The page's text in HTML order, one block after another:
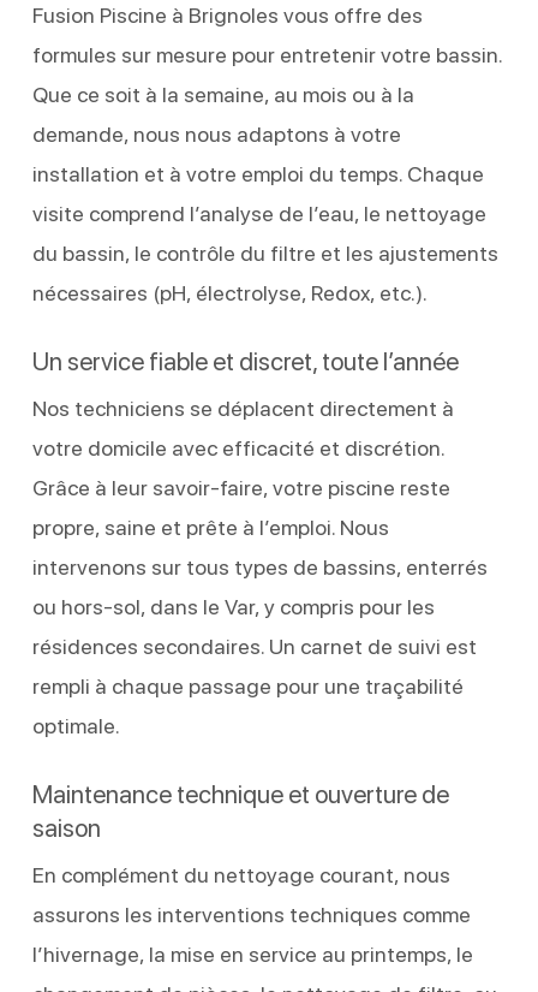
Fusion Piscine à Brignoles vous offre des
formules sur mesure pour entretenir votre bassin.
Que ce soit à la semaine, au mois ou à la
demande, nous nous adaptons à votre
installation et à votre emploi du temps. Chaque
visite comprend l’analyse de l’eau, le nettoyage
du bassin, le contrôle du filtre et les ajustements
nécessaires (pH, électrolyse, Redox, etc.).
Un service fiable et discret, toute l’année
Nos techniciens se déplacent directement à
votre domicile avec efficacité et discrétion.
Grâce à leur savoir-faire, votre piscine reste
propre, saine et prête à l’emploi. Nous
intervenons sur tous types de bassins, enterrés
ou hors-sol, dans le Var, y compris pour les
résidences secondaires. Un carnet de suivi est
rempli à chaque passage pour une traçabilité
optimale.
Maintenance technique et ouverture de
saison
En complément du nettoyage courant, nous
assurons les interventions techniques comme
l’hivernage, la mise en service au printemps, le